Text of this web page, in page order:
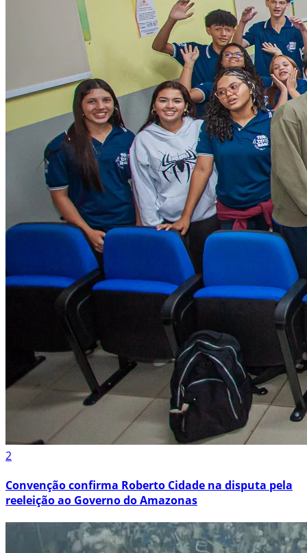
2
Convenção confirma Roberto Cidade na disputa pela
reeleição ao Governo do Amazonas